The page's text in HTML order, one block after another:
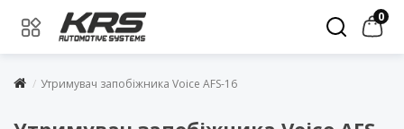
0
Утримувач запобіжника Voice AFS-16